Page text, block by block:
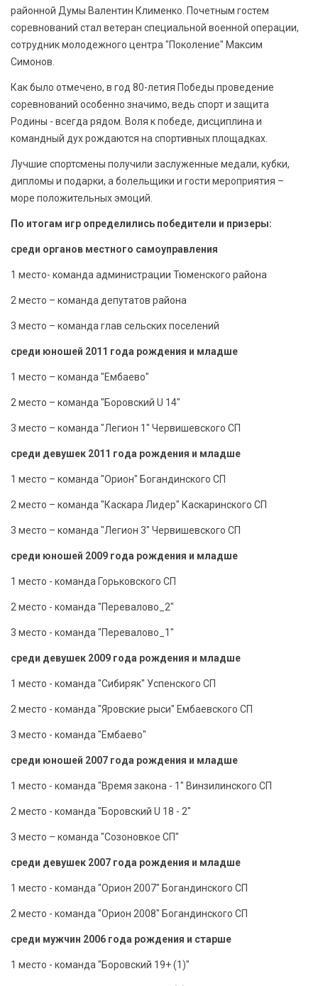
районной Думы Валентин Клименко. Почетным гостем
соревнований стал ветеран специальной военной операции,
сотрудник молодежного центра "Поколение" Максим
Симонов.
Как было отмечено, в год 80-летия Победы проведение
соревнований особенно значимо, ведь спорт и защита
Родины - всегда рядом. Воля к победе, дисциплина и
командный дух рождаются на спортивных площадках.
Лучшие спортсмены получили заслуженные медали, кубки,
дипломы и подарки, а болельщики и гости мероприятия –
море положительных эмоций.
По итогам игр определились победители и призеры:
среди органов местного самоуправления
1 место- команда администрации Тюменского района
2 место – команда депутатов района
3 место – команда глав сельских поселений
среди юношей 2011 года рождения и младше
1 место – команда "Ембаево"
2 место – команда "Боровский U 14"
3 место – команда "Легион 1" Червишевского СП
среди девушек 2011 года рождения и младше
1 место – команда "Орион" Богандинского СП
2 место – команда "Каскара Лидер" Каскаринского СП
3 место – команда "Легион 3" Червишевского СП
среди юношей 2009 года рождения и младше
1 место - команда Горьковского СП
2 место - команда "Перевалово_2"
3 место - команда "Перевалово_1"
среди девушек 2009 года рождения и младше
1 место - команда "Сибиряк" Успенского СП
2 место - команда "Яровские рыси" Ембаевского СП
3 место - команда "Ембаево"
среди юношей 2007 года рождения и младше
1 место - команда "Время закона - 1" Винзилинского СП
2 место - команда "Боровский U 18 - 2"
3 место – команда "Созоновкое СП"
среди девушек 2007 года рождения и младше
1 место - команда "Орион 2007" Богандинского СП
2 место - команда "Орион 2008" Богандинского СП
среди мужчин 2006 года рождения и старше
1 место - команда "Боровский 19+ (1)"